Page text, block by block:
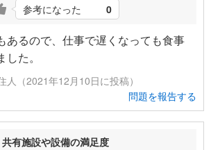
参考になった 0
あるので、仕事で遅くなっても食事
た。
人（2021年12月10日に投稿）
問題を報告する
共有施設や設備の満足度